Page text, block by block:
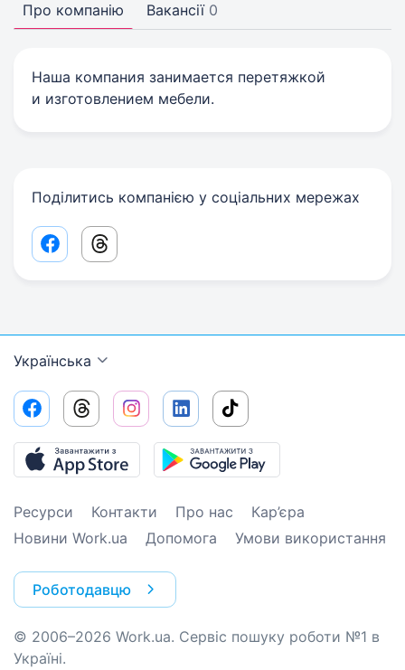
Про компанію Вакансії 0
Наша компания занимается перетяжкой
и изготовлением мебели.
Поділитись компанією у соціальних мережах
Facebook share link
Threads share link
Українська
Ресурси Контакти Про нас
Кар’єра
Новини Work.ua
Допомога Умови використання
Роботодавцю
© 2006–2026 Work.ua. Сервіс пошуку роботи №1 в
Україні.